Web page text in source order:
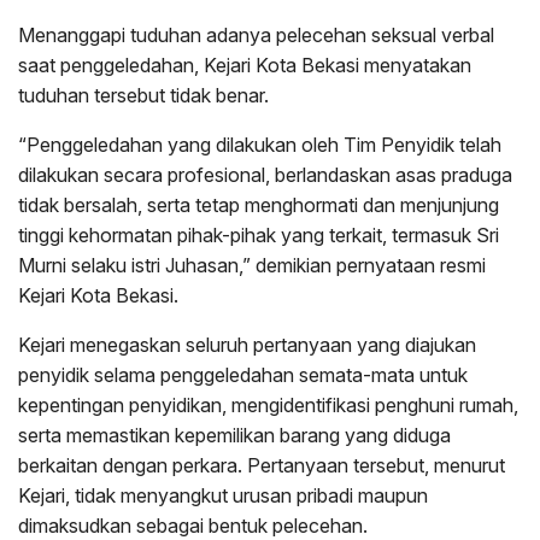
Menanggapi tuduhan adanya pelecehan seksual verbal
saat penggeledahan, Kejari Kota Bekasi menyatakan
tuduhan tersebut tidak benar.
“Penggeledahan yang dilakukan oleh Tim Penyidik telah
dilakukan secara profesional, berlandaskan asas praduga
tidak bersalah, serta tetap menghormati dan menjunjung
tinggi kehormatan pihak-pihak yang terkait, termasuk Sri
Murni selaku istri Juhasan,” demikian pernyataan resmi
Kejari Kota Bekasi.
Kejari menegaskan seluruh pertanyaan yang diajukan
penyidik selama penggeledahan semata-mata untuk
kepentingan penyidikan, mengidentifikasi penghuni rumah,
serta memastikan kepemilikan barang yang diduga
berkaitan dengan perkara. Pertanyaan tersebut, menurut
Kejari, tidak menyangkut urusan pribadi maupun
dimaksudkan sebagai bentuk pelecehan.